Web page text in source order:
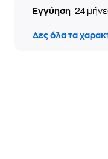
Εγγύηση 24
Δες όλα τα